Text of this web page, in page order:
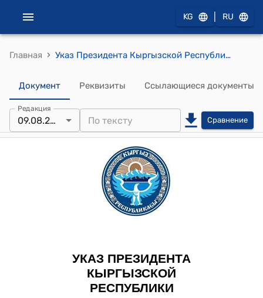
KG RU
Главная › Указ Президента Кыргызской Республики от 9 августа 2023 года УП № 186 "О Совете по связям с соотечественниками за рубежом при Президенте Кыргызской Республики"
Документ Реквизиты Ссылающиеся документы
Редакция
09.08.2023 Сравнение